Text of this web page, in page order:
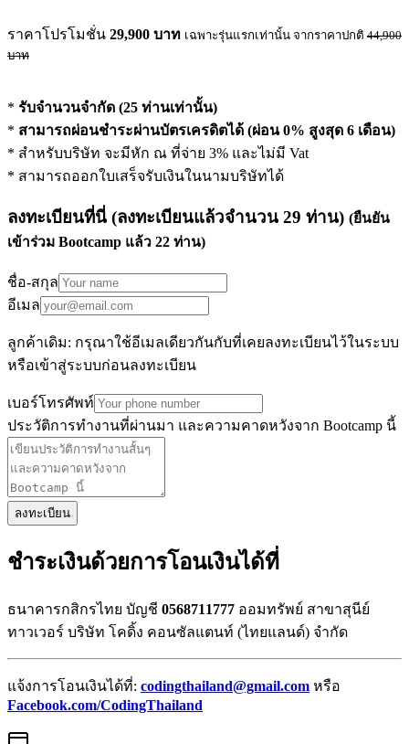
ราคาโปรโมชั่น 29,900 บาท เฉพาะรุ่นแรกเท่านั้น จากราคาปกติ 44,900
บาท
* รับจำนวนจำกัด (25 ท่านเท่านั้น)
* สามารถผ่อนชำระผ่านบัตรเครดิตได้ (ผ่อน 0% สูงสุด 6 เดือน)
* สำหรับบริษัท จะมีหัก ณ ที่จ่าย 3% และไม่มี Vat
* สามารถออกใบเสร็จรับเงินในนามบริษัทได้
ลงทะเบียนที่นี่ (ลงทะเบียนแล้วจำนวน 29 ท่าน) (ยืนยัน
เข้าร่วม Bootcamp แล้ว 22 ท่าน)
ชื่อ-สกุล
อีเมล
ลูกค้าเดิม: กรุณาใช้อีเมลเดียวกันกับที่เคยลงทะเบียนไว้ในระบบ
หรือเข้าสู่ระบบก่อนลงทะเบียน
เบอร์โทรศัพท์
ประวัติการทำงานที่ผ่านมา และความคาดหวังจาก Bootcamp นี้
ลงทะเบียน
ชำระเงินด้วยการโอนเงินได้ที่
ธนาคารกสิกรไทย บัญชี 0568711777 ออมทรัพย์ สาขาสุนีย์
ทาวเวอร์ บริษัท โคดิ้ง คอนซัลแตนท์ (ไทยแลนด์) จำกัด
แจ้งการโอนเงินได้ที่: codingthailand@gmail.com หรือ
Facebook.com/CodingThailand